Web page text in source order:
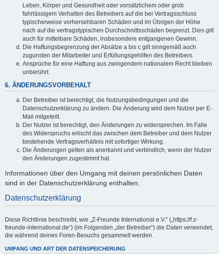
Leben, Körper und Gesundheit oder vorsätzlichem oder grob
fahrlässigem Verhalten des Betreibers auf die bei Vertragsschluss
typischerweise vorhersehbaren Schäden und im Übrigen der Höhe
nach auf die vertragstypischen Durchschnittsschäden begrenzt. Dies gilt
auch für mittelbare Schäden, insbesondere entgangenen Gewinn.
Die Haftungsbegrenzung der Absätze a bis c gilt sinngemäß auch
zugunsten der Mitarbeiter und Erfüllungsgehilfen des Betreibers.
Ansprüche für eine Haftung aus zwingendem nationalem Recht bleiben
unberührt.
6. ÄNDERUNGSVORBEHALT
Der Betreiber ist berechtigt, die Nutzungsbedingungen und die
Datenschutzerklärung zu ändern. Die Änderung wird dem Nutzer per E-
Mail mitgeteilt.
Der Nutzer ist berechtigt, den Änderungen zu widersprechen. Im Falle
des Widerspruchs erlischt das zwischen dem Betreiber und dem Nutzer
bestehende Vertragsverhältnis mit sofortiger Wirkung.
Die Änderungen gelten als anerkannt und verbindlich, wenn der Nutzer
den Änderungen zugestimmt hat.
Informationen über den Umgang mit deinen persönlichen Daten
sind in der Datenschutzerklärung enthalten.
Datenschutzerklärung
Diese Richtlinie beschreibt, wie „Z-Freunde International e.V.“ („https://f.z-
freunde-international.de“) (im Folgenden „der Betreiber“) die Daten verwendet,
die während deines Foren-Besuchs gesammelt werden.
UMFANG UND ART DER DATENSPEICHERUNG